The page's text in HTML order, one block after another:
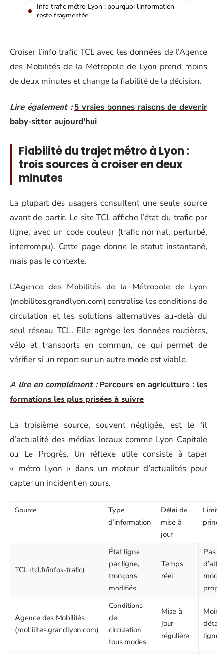
Info trafic métro Lyon : pourquoi l’information
reste fragmentée
Croiser l’info trafic TCL avec les données de l’Agence
des Mobilités de la Métropole de Lyon prend moins
de deux minutes et change la fiabilité de la décision.
Lire également : 5 vraies bonnes raisons de devenir
baby-sitter aujourd'hui
Fiabilité du trajet métro à Lyon :
trois sources à croiser en deux
minutes
La plupart des usagers consultent une seule source
avant de partir. Le site TCL affiche l’état du trafic par
ligne, avec un code couleur (trafic normal, perturbé,
interrompu). Cette page donne le statut instantané,
mais pas le contexte.
L’Agence des Mobilités de la Métropole de Lyon
(mobilites.grandlyon.com) centralise les conditions de
circulation et les solutions alternatives au-delà du
seul réseau TCL. Elle agrège les données routières,
vélo et transports en commun, ce qui permet de
vérifier si un report sur un autre mode est viable.
A lire en complément : Parcours en agriculture : les
formations les plus prisées à suivre
La troisième source, souvent négligée, est le fil
d’actualité des médias locaux comme Lyon Capitale
ou Le Progrès. Un réflexe utile consiste à taper
« métro Lyon » dans un moteur d’actualités pour
capter un incident en cours.
Source
Type
d’information
Délai de
mise à
jour
TCL (tcl.fr/infos-trafic)
État ligne
par ligne,
tronçons
modifiés
Temps
réel
Pas
Agence des Mobilités
(mobilites.grandlyon.com)
Conditions
de
circulation
tous modes
Mise à
jour
régulière